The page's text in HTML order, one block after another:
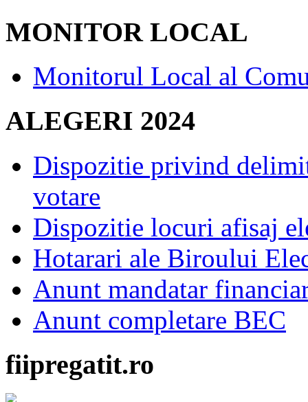
MONITOR LOCAL
Monitorul Local al
ALEGERI 2024
Dispozitie privind
votare
Dispozitie locuri afisaj
Hotarari ale Biroului
Anunt mandatar
Anunt completare BEC
fiipregatit.ro